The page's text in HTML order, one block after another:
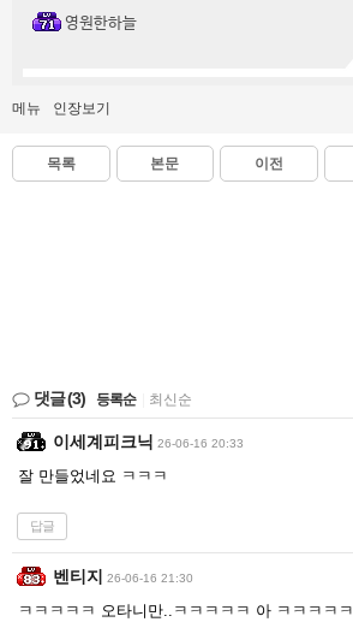
영원한하늘
메뉴 인장보기
목록 본문 이전
댓글(3) 등록순 최신순
이세계피크닉 26-06-16 20:33
잘 만들었네요 ㅋㅋㅋ
답글
벤티지 26-06-16 21:30
ㅋㅋㅋㅋㅋ 오타니만..ㅋㅋㅋㅋㅋ 아 ㅋㅋㅋㅋㅋ